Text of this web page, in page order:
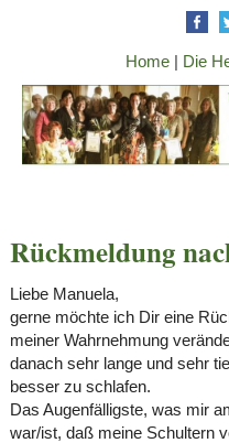
Home| Die
Rückmeldung
Liebe Manuela,
gerne möchte ich Dir eine
meiner Wahrnehmung
danach sehr lange und sehr
besser zu schlafen.
Das Augenfälligste, was mir
war/ist, daß meine Schultern